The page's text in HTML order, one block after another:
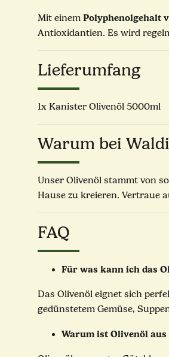
Mit einem Polyphenolgehalt
Antioxidantien. Es wird
Lieferumfang
1x Kanister Olivenöl 5000ml
Warum bei
Unser Olivenöl stammt von
Hause zu kreieren. Vertraue
FAQ
Für was kann ich das
Das Olivenöl eignet sich
gedünstetem Gemüse,
Warum ist Olivenöl aus